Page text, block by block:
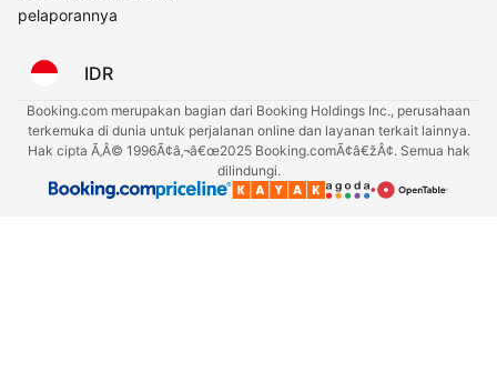
pelaporannya
IDR
Booking.com merupakan bagian dari Booking Holdings Inc., perusahaan
terkemuka di dunia untuk perjalanan online dan layanan terkait lainnya.
Hak cipta Ã‚Â© 1996Ã¢â‚¬â€œ2025 Booking.comÃ¢â€žÂ¢. Semua hak
dilindungi.